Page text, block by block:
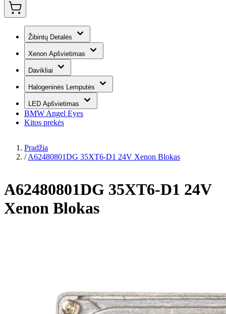
Žibintų Detalės
Xenon Apšvietimas
Davikliai
Halogeninės Lemputės
LED Apšvietimas
BMW Angel Eyes
Kitos prekės
Pradžia
/ A62480801DG 35XT6-D1 24V Xenon Blokas
A62480801DG 35XT6-D1 24V
Xenon Blokas